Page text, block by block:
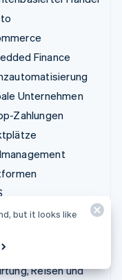
Finance
Unternehmen
Zahlungen
Reisen und
but it looks like